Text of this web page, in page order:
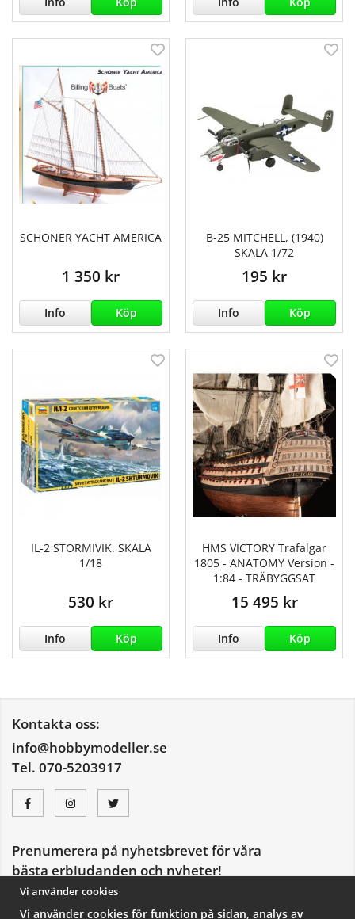
SCHONER YACHT AMERICA
1 350 kr
Info Köp
B-25 MITCHELL, (1940)
SKALA 1/72
195 kr
Info Köp
IL-2 STORMIVIK. SKALA
1/18
530 kr
Info Köp
HMS VICTORY Trafalgar
1805 - ANATOMY Version -
1:84 - TRÄBYGGSAT
15 495 kr
Info Köp
Kontakta oss:
info@hobbymodeller.se
Tel. 070-5203917
Prenumerera på nyhetsbrevet för våra
bästa erbjudanden och nyheter!
E-
postadress
Vi använder cookies
Vi använder cookies för funktion på sidan, analys av